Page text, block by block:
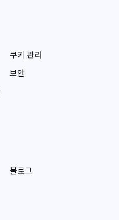
쿠키 관리
보안
블로그